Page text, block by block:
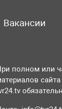
Вакансии
полном или